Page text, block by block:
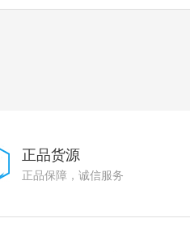
正品货源
正品保障，诚信服务